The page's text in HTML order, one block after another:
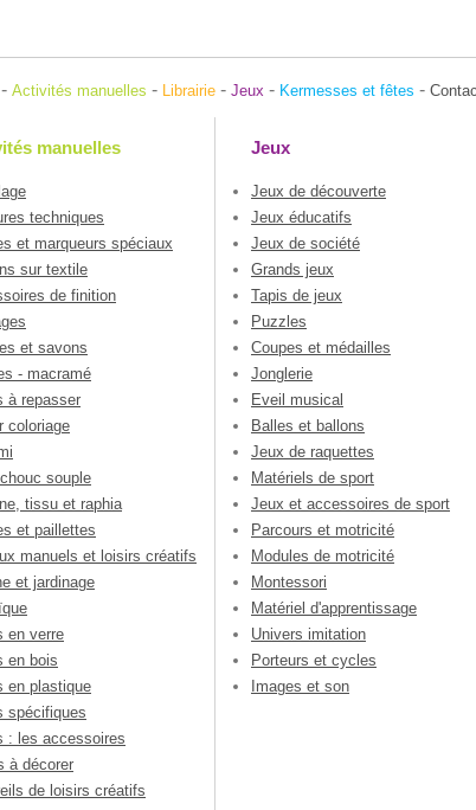
- Activités manuelles - Librairie - Jeux - Kermesses et fêtes -
manuelles
techniques
et marqueurs spéciaux
sur textile
de finition
et savons
- macramé
à repasser
coloriage
souple
tissu et raphia
et paillettes
manuels et loisirs créatifs
et jardinage
en verre
en bois
en plastique
spécifiques
: les accessoires
à décorer
de loisirs créatifs
Jeux
Jeux de découverte
Jeux éducatifs
Jeux de société
Grands jeux
Tapis de jeux
Puzzles
Coupes et médailles
Jonglerie
Eveil musical
Balles et ballons
Jeux de raquettes
Matériels de sport
Jeux et accessoires de sport
Parcours et motricité
Modules de motricité
Montessori
Matériel d'apprentissage
Univers imitation
Porteurs et cycles
Images et son